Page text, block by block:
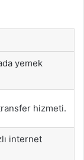
yemek
hizmeti.
internet